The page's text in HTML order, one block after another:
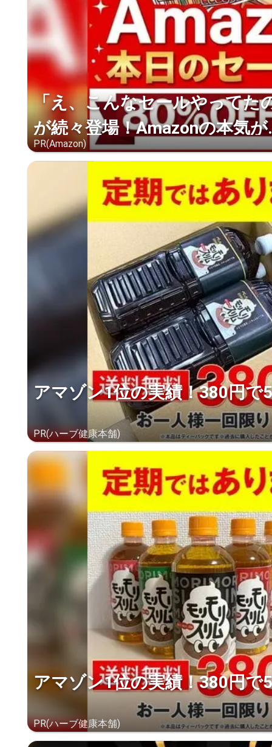
「え、こんなセールやってた
が続々登場！Amazonの本気が
PR(Amazon)
アマゾン1位の実績！380円で
PR(ハーブ健康本舗)
アマゾン1位の実績！380円で
PR(ハーブ健康本舗)